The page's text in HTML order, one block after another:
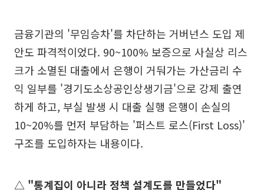
금융기관의 '무임승차'를 차단하는 거버넌스 도입 제
안도 파격적이었다. 90~100% 보증으로 사실상 리스
크가 소멸된 대출에서 은행이 거둬가는 가산금리 수
익 일부를 '경기도소상공인상생기금'으로 강제 출연
하게 하고, 부실 발생 시 대출 실행 은행이 손실의
10~20%를 먼저 부담하는 '퍼스트 로스(First Loss)'
구조를 도입하자는 내용이다.
△ "통계집이 아니라 정책 설계도를 만들었다"